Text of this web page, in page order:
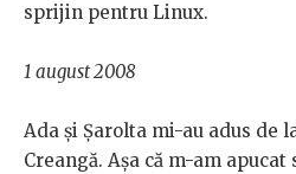
sprijin pentru Linux.
1 august 2008
Ada și Șarolta mi-au adus de
Creangă. Așa că m-am